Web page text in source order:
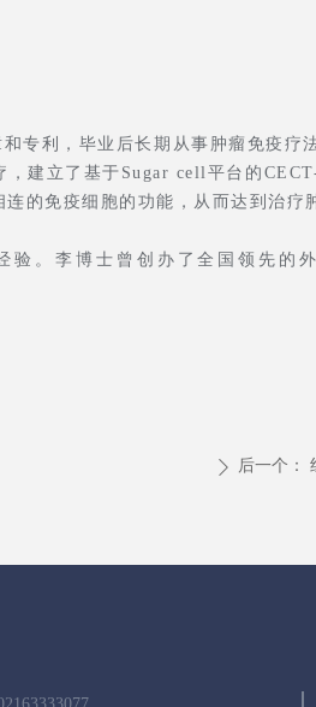
ꄲ 后一个：
专利，毕业后长期从事肿瘤免疫疗
建立了基于Sugar cell平台的
的免疫细胞的功能，从而达到治疗
。李博士曾创办了全国领先的